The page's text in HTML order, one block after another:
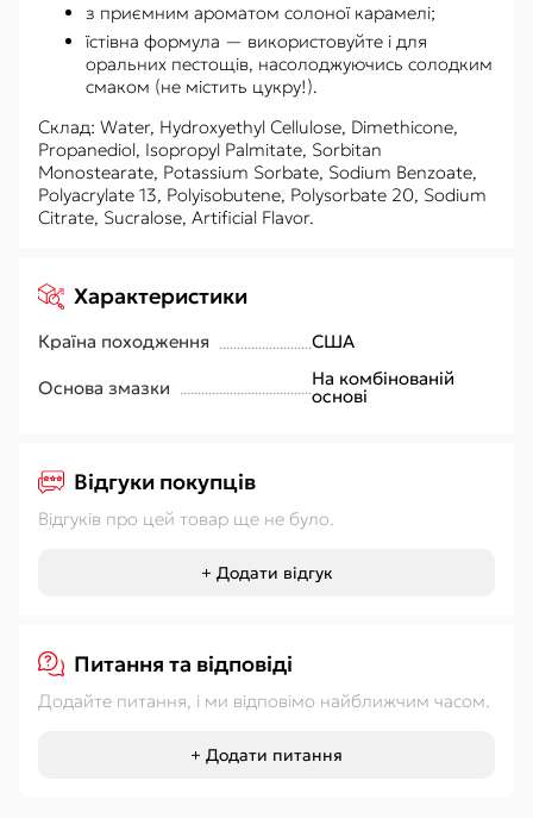
з приємним ароматом солоної карамелі;
їстівна формула — використовуйте і для
оральних пестощів, насолоджуючись солодким
смаком (не містить цукру!).
Склад: Water, Hydroxyethyl Cellulose, Dimethicone,
Propanediol, Isopropyl Palmitate, Sorbitan
Monostearate, Potassium Sorbate, Sodium Benzoate,
Polyacrylate 13, Polyisobutene, Polysorbate 20, Sodium
Citrate, Sucralose, Artificial Flavor.
Характеристики
Країна походження США
Основа змазки На комбінованій
основі
Відгуки покупців
Відгуків про цей товар ще не було.
+ Додати відгук
Питання та відповіді
Додайте питання, і ми відповімо найближчим часом.
+ Додати питання